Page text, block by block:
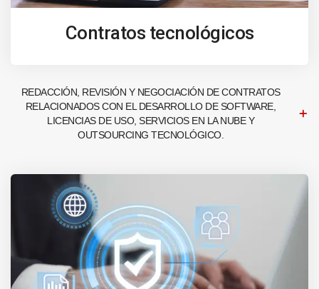
Contratos tecnológicos
REDACCIÓN, REVISIÓN Y NEGOCIACIÓN DE CONTRATOS
RELACIONADOS CON EL DESARROLLO DE SOFTWARE,
LICENCIAS DE USO, SERVICIOS EN LA NUBE Y
OUTSOURCING TECNOLÓGICO.